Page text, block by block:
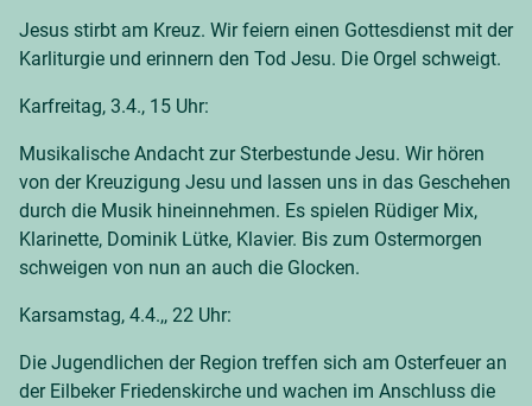
Jesus stirbt am Kreuz. Wir feiern einen Gottesdienst mit der
Karliturgie und erinnern den Tod Jesu. Die Orgel schweigt.
Karfreitag, 3.4., 15 Uhr:
Musikalische Andacht zur Sterbestunde Jesu. Wir hören
von der Kreuzigung Jesu und lassen uns in das Geschehen
durch die Musik hineinnehmen. Es spielen Rüdiger Mix,
Klarinette, Dominik Lütke, Klavier. Bis zum Ostermorgen
schweigen von nun an auch die Glocken.
Karsamstag, 4.4.,, 22 Uhr:
Die Jugendlichen der Region treffen sich am Osterfeuer an
der Eilbeker Friedenskirche und wachen im Anschluss die